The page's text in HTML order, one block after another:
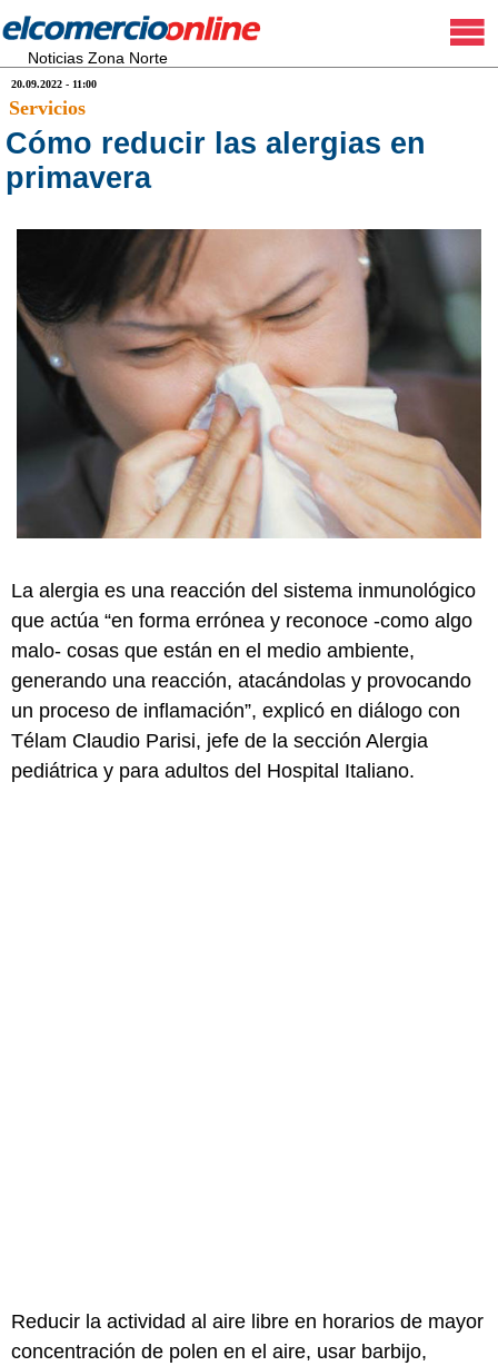
Noticias Zona Norte
20.09.2022 - 11:00
Servicios
Cómo reducir las alergias en
primavera
La alergia es una reacción del sistema inmunológico
que actúa “en forma errónea y reconoce -como algo
malo- cosas que están en el medio ambiente,
generando una reacción, atacándolas y provocando
un proceso de inflamación”, explicó en diálogo con
Télam Claudio Parisi, jefe de la sección Alergia
pediátrica y para adultos del Hospital Italiano.
Reducir la actividad al aire libre en horarios de mayor
concentración de polen en el aire, usar barbijo,